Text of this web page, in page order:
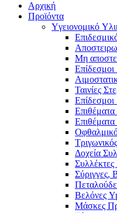
Αρχική
Προϊόντα
Yγειονομικό
Μη
Ταινίες
Δοχεία
Σύριγγες,
Βελόνες
Μάσκες